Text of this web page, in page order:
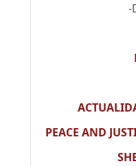
-
PEACE AND